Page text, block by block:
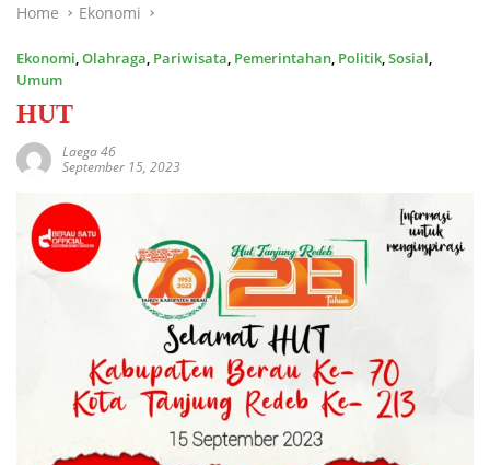
Home Ekonomi
Ekonomi,Olahraga, Pariwisata, Pemerintahan, Politik,Sosial,
Umum
HUT
Laega 46
September 15, 2023